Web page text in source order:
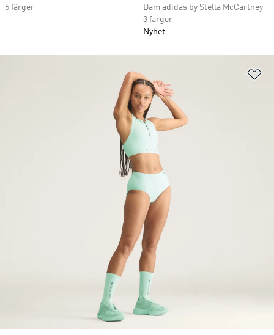
6 färger
Dam adidas by Stella McCartney
3 färger
Nyhet